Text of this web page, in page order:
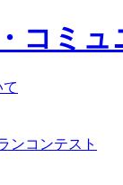
ンコンテスト